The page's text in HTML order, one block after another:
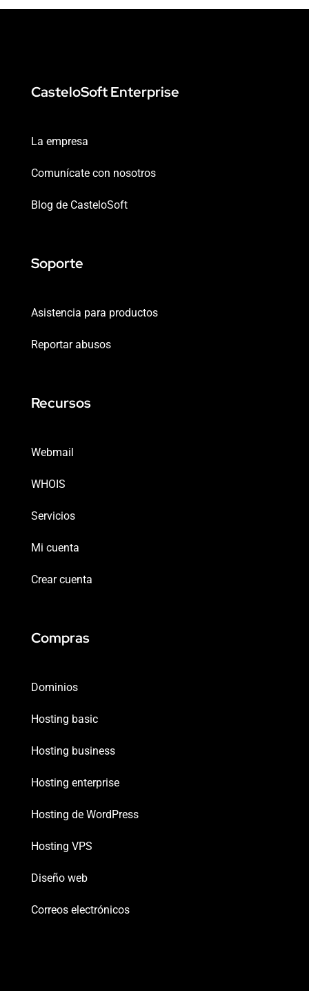
CasteloSoft Enterprise
La empresa
Comunícate con nosotros
Blog de CasteloSoft
Soporte
Asistencia para productos
Reportar abusos
Recursos
Webmail
WHOIS
Servicios
Mi cuenta
Crear cuenta
Compras
Dominios
Hosting basic
Hosting business
Hosting enterprise
Hosting de WordPress
Hosting VPS
Diseño web
Correos electrónicos